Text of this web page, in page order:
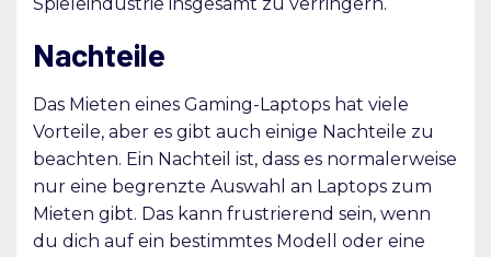
Nachteile
Das Mieten eines Gaming-Laptops hat viele
Vorteile, aber es gibt auch einige Nachteile zu
beachten. Ein Nachteil ist, dass es normalerweise
nur eine begrenzte Auswahl an Laptops zum
Mieten gibt. Das kann frustrierend sein, wenn
du dich auf ein bestimmtes Modell oder eine